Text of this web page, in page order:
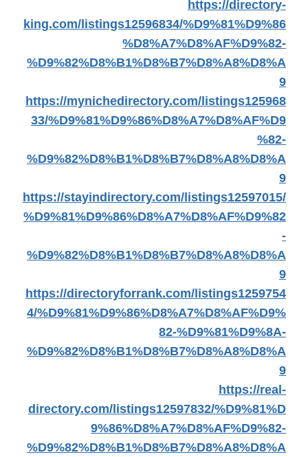
https://directory-
king.com/listings12596834/%D9%81%D9%86
%D8%A7%D8%AF%D9%82-
%D9%82%D8%B1%D8%B7%D8%A8%D8%A
9
https://mynichedirectory.com/listings125968
33/%D9%81%D9%86%D8%A7%D8%AF%D9
%82-
%D9%82%D8%B1%D8%B7%D8%A8%D8%A
9
https://stayindirectory.com/listings12597015/
%D9%81%D9%86%D8%A7%D8%AF%D9%82
-
%D9%82%D8%B1%D8%B7%D8%A8%D8%A
9
https://directoryforrank.com/listings1259754
4/%D9%81%D9%86%D8%A7%D8%AF%D9%
82-%D9%81%D9%8A-
%D9%82%D8%B1%D8%B7%D8%A8%D8%A
9
https://real-
directory.com/listings12597832/%D9%81%D
9%86%D8%A7%D8%AF%D9%82-
%D9%82%D8%B1%D8%B7%D8%A8%D8%A